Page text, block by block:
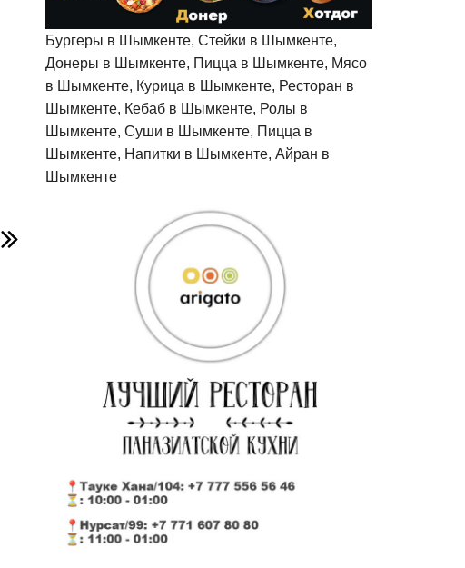
Бургеры в Шымкенте, Стейки в Шымкенте,
Донеры в Шымкенте, Пицца в Шымкенте, Мясо
в Шымкенте, Курица в Шымкенте, Ресторан в
Шымкенте, Кебаб в Шымкенте, Ролы в
Шымкенте, Суши в Шымкенте, Пицца в
Шымкенте, Напитки в Шымкенте, Айран в
Шымкенте